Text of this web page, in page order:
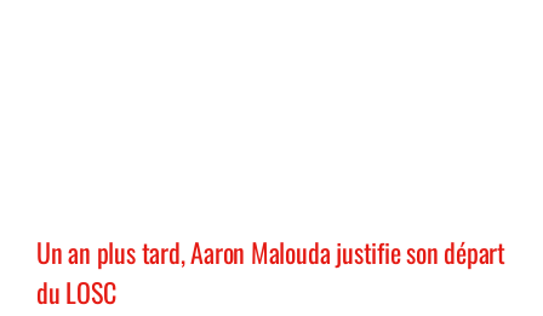
Un an plus tard, Aaron Malouda justifie son départ
du LOSC